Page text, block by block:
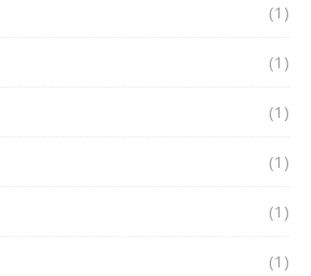
(1)
(1)
(1)
(1)
(1)
(1)